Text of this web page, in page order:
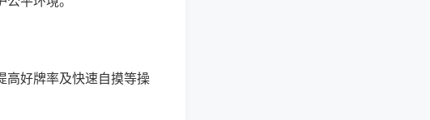
高好牌率及快速自摸等操